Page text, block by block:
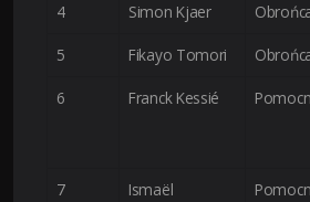
4 Simon Kjaer
5 Fikayo Tomori
6 Franck Kessié
7
Ismaël